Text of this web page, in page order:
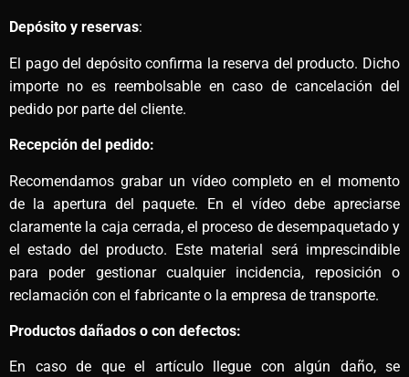
Depósito y reservas:
El pago del depósito confirma la reserva del producto. Dicho
importe no es reembolsable en caso de cancelación del
pedido por parte del cliente.
Recepción del pedido:
Recomendamos grabar un vídeo completo en el momento
de la apertura del paquete. En el vídeo debe apreciarse
claramente la caja cerrada, el proceso de desempaquetado y
el estado del producto. Este material será imprescindible
para poder gestionar cualquier incidencia, reposición o
reclamación con el fabricante o la empresa de transporte.
Productos dañados o con defectos:
En caso de que el artículo llegue con algún daño, se